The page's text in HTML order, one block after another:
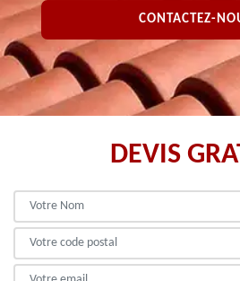
CONTACTEZ-
DEVIS